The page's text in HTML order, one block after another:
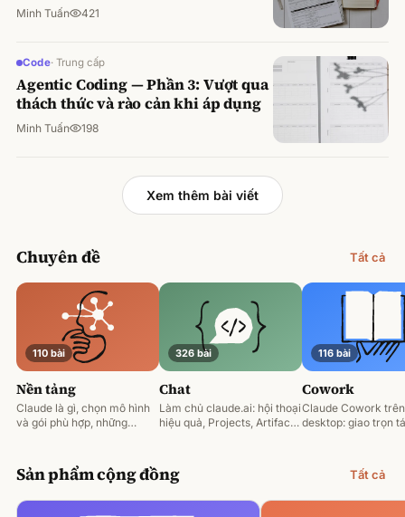
Minh Tuấn 421
Code· Trung cấp
Agentic Coding — Phần 3: Vượt qua
thách thức và rào cản khi áp dụng
Minh Tuấn 198
Xem thêm bài viết
Chuyên đề Tất cả
110 bài
Nền tảng
Claude là gì, chọn mô hình
và gói phù hợp, những
326 bài
Chat
Làm chủ claude.ai: hội thoại
hiệu quả, Projects, Artifacts
116 bài
Cowork
Claude Cowork trên
desktop: giao trọn
Sản phẩm cộng đồng Tất cả